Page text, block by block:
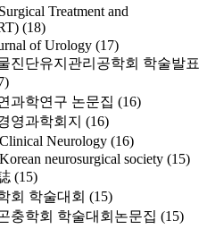
Treatment and
(18)
of Urology (17)
진단유지관리공학회 학술발표
과학연구 논문집 (16)
영과학회지 (16)
Neurology (16)
neurosurgical society (15)
(15)
회 학술대회 (15)
충학회 학술대회논문집 (15)